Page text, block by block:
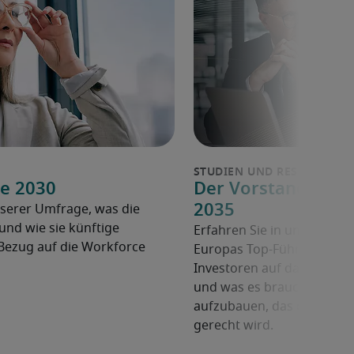
2030
Umfrage, was die
wie sie künftige
auf die Workforce
Der Vorstand der
2035
Erfahren Sie in unserem
Europas Top-
Investoren auf das
und was es braucht, um
aufzubauen, das den
gerecht wird.